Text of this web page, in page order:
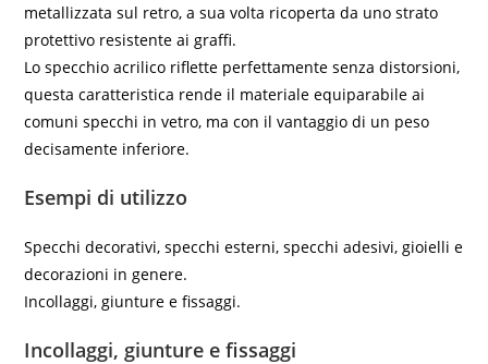
metallizzata sul retro, a sua volta ricoperta da uno strato
protettivo resistente ai graffi.
Lo specchio acrilico riflette perfettamente senza distorsioni,
questa caratteristica rende il materiale equiparabile ai
comuni specchi in vetro, ma con il vantaggio di un peso
decisamente inferiore.
Esempi di utilizzo
Specchi decorativi, specchi esterni, specchi adesivi, gioielli e
decorazioni in genere.
Incollaggi, giunture e fissaggi.
Incollaggi, giunture e fissaggi